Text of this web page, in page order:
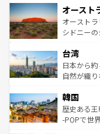
部のニュー
文化が魅
しみなが
ならではの贅沢な
情報はコ
ワイ島は見
島だが、
おすすめ
れるおも
人々、お
ク、伝統
ワイを、存分に味
はコンテ
オースト
オースト
シドニー
リアリーフ
ク）、タ
ど、見ど
いる。アク
ビング、
い。オー
台湾
日本から
自然が織
ン）、静ひ
と山間の
驚きをも
韓国
歴史ある
-POPで世